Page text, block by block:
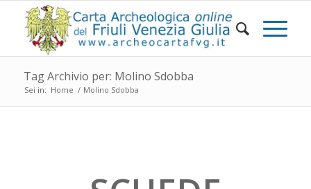
Tag Archivio per: Molino Sdobba
Sei in: Home / Molino Sdobba